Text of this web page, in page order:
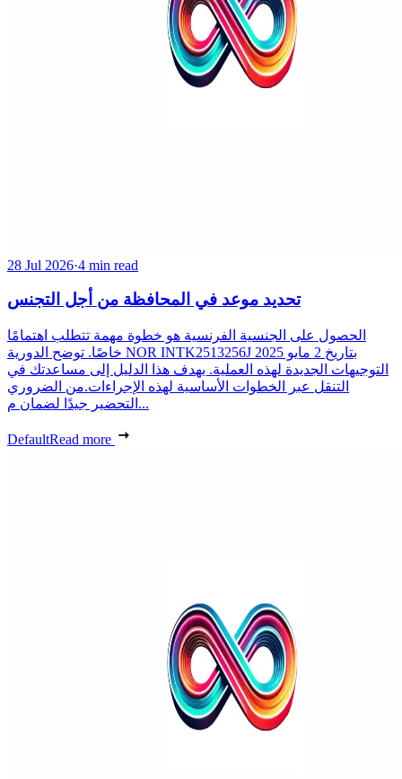
28 Jul 2026·4 min read
تحديد موعد في المحافظة من أجل التجنس
الحصول على الجنسية الفرنسية هو خطوة مهمة تتطلب اهتمامًا
خاصًا. توضح الدورية NOR INTK2513256J بتاريخ 2 مايو 2025
التوجيهات الجديدة لهذه العملية. يهدف هذا الدليل إلى مساعدتك في
التنقل عبر الخطوات الأساسية لهذه الإجراءات.من الضروري
التحضير جيدًا لضمان م...
DefaultRead more